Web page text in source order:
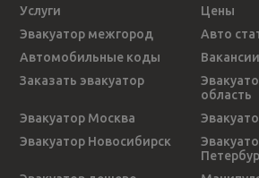
Услуги
Цены
Эвакуатор межгород
Авто
Автомобильные коды
Вакансии
Заказать эвакуатор
область
Эвакуатор Москва
Эвакуатор Новосибирск